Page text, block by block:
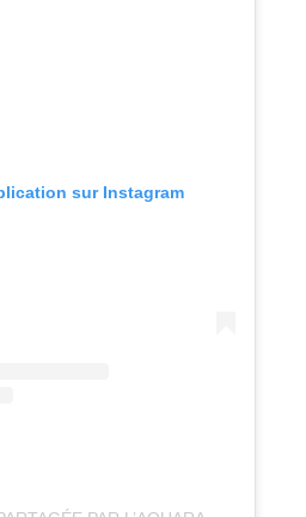
sur Instagram